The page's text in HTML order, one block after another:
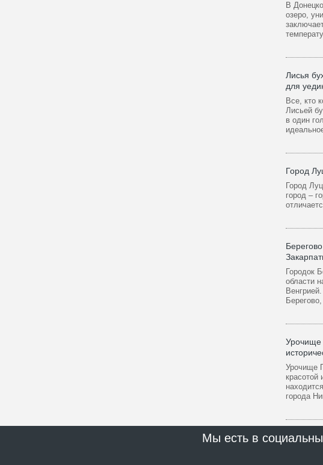
В
озеро,
Лисья
для
Все, кто
Лисьей
в один
Город
Город
город –
Городок
области
Урочище
Урочище
красотой
города
Мы есть в